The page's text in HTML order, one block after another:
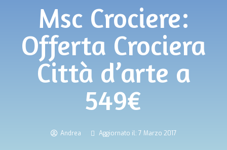
Msc Crociere:
Offerta Crociera
Città d’arte a
549€
Andrea Aggiornato il: 7 Marzo 2017